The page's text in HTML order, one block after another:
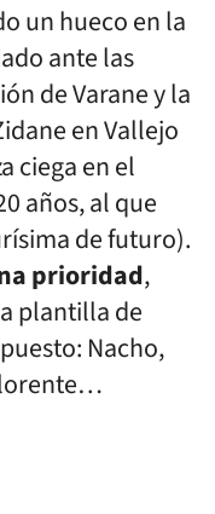
un hueco en la
ante las
de Varane y la
en Vallejo
ciega en el
años, al que
de futuro).
prioridad,
plantilla de
Nacho,